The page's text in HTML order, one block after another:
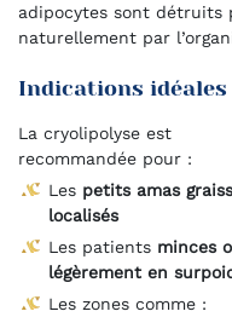
adipocytes sont détruits
naturellement par
Indications idéales
La cryolipolyse est
recommandée pour :
Les petits amas
localisés
Les patients minces
légèrement en
Les zones comme :